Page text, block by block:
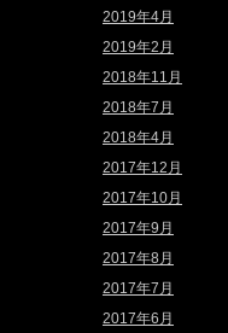
2019年4月
2019年2月
2018年11月
2018年7月
2018年4月
2017年12月
2017年10月
2017年9月
2017年8月
2017年7月
2017年6月